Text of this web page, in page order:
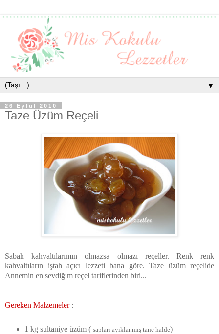
▼
26 Eylül 2010
Taze Üzüm Reçeli
Sabah kahvaltılarımın olmazsa olmazı reçeller. Renk renk
kahvaltıların iştah açıcı lezzeti bana göre. Taze üzüm reçelide
Annemin en sevdiğim reçel tariflerinden biri...
Gereken Malzemeler:
1 kg sultaniye üzüm ( sapları ayıklanmış tane halde)